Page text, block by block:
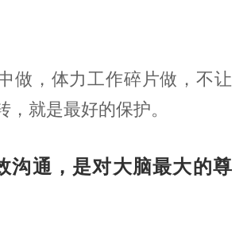
做，体力工作碎片做，不让
，就是最好的保护。
沟通，是对大脑最大的尊